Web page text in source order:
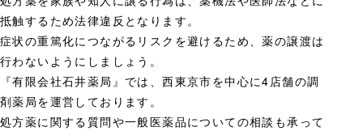
抵触するため法律違反となります。
症状の重篤化につながるリスクを避けるため、薬の譲渡は
行わないようにしましょう。
『有限会社石井薬局』では、西東京市を中心に4店舗の調
剤薬局を運営しております。
処方薬に関する質問や一般医薬品についての相談も承って